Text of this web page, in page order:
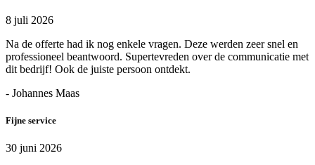
8 juli 2026
Na de offerte had ik nog enkele vragen. Deze werden zeer snel en
professioneel beantwoord. Supertevreden over de communicatie met
dit bedrijf! Ook de juiste persoon ontdekt.
- Johannes Maas
Fijne service
30 juni 2026